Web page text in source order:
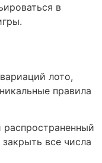
в
лото,
правила
все числа